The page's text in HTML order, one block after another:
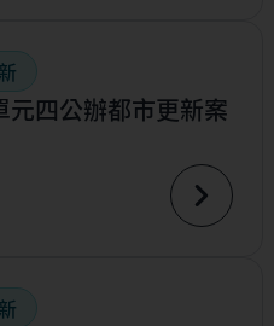
四公辦都市更新案